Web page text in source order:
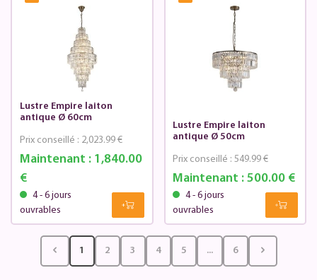
Lustre Empire laiton
antique Ø 60cm
Maintenant :1,840.00
€
Prix conseillé : 2,023.99 €
4 - 6 jours
ouvrables
Lustre Empire laiton
antique Ø 50cm
Maintenant : 500.00 €
Prix conseillé : 549.99 €
4 - 6 jours
ouvrables
1 2 3 4 5 ... 6